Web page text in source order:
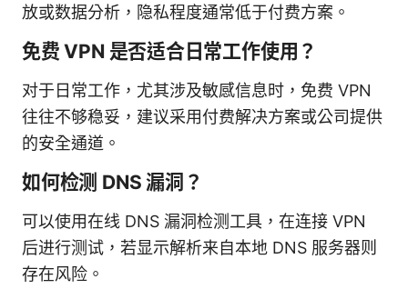
放或数据分析，隐私程度通常低于付费方案。
免费 VPN 是否适合日常工作使用？
对于日常工作，尤其涉及敏感信息时，免费 VPN
往往不够稳妥，建议采用付费解决方案或公司提供
的安全通道。
如何检测 DNS 漏洞？
可以使用在线 DNS 漏洞检测工具，在连接 VPN
后进行测试，若显示解析来自本地 DNS 服务器则
存在风险。